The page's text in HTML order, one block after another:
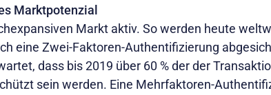
Marktpotenzial
Markt aktiv. So werden heute
eine Zwei-Faktoren-Authentifizierung
dass bis 2019 über 60 % der der
sein werden. Eine Mehrfaktoren-